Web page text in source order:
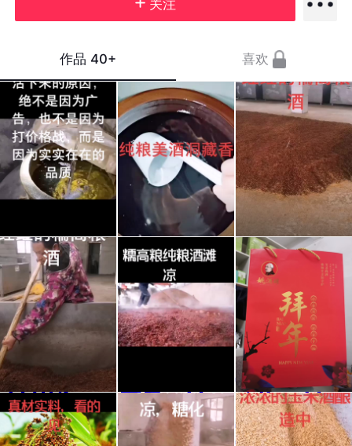
关注
作品 40+ 喜欢
#恩
施苞
谷酒
#野
#纯
天然
无添
加 #
#传
统工
艺酿
酒 #
#传
#传
#送